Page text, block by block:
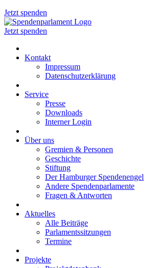
Jetzt spenden
Jetzt spenden
Kontakt
Impressum
Datenschutzerklärung
Service
Presse
Downloads
Interner Login
Über uns
Gremien & Personen
Geschichte
Stiftung
Der Hamburger Spendenengel
Andere Spendenparlamente
Fragen & Antworten
Aktuelles
Alle Beiträge
Parlamentssitzungen
Termine
Projekte